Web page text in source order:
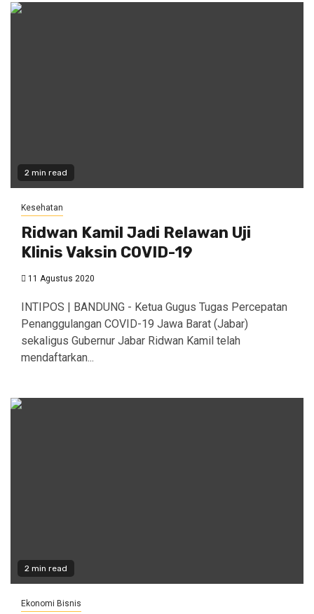
2 min read
Kesehatan
Ridwan Kamil Jadi Relawan Uji
Klinis Vaksin COVID-19
11 Agustus 2020
INTIPOS | BANDUNG - Ketua Gugus Tugas Percepatan
Penanggulangan COVID-19 Jawa Barat (Jabar)
sekaligus Gubernur Jabar Ridwan Kamil telah
mendaftarkan...
2 min read
Ekonomi Bisnis